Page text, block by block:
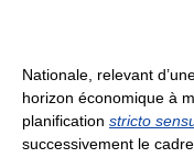
Nationale, relevant
horizon économique à
planification stricto
successivement le